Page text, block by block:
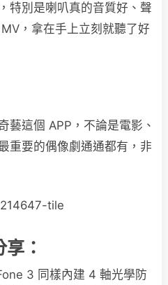
特別是喇叭真的音質好、聲
，拿在手上立刻就聽了好
藝這個 APP，不論是電影、
重要的偶像劇通通都有，非
：
3 同樣內建 4 軸光學防